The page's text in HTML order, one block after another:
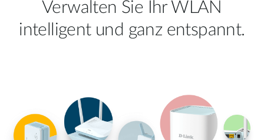
Verwalten Sie Ihr WLAN
intelligent und ganz entspannt.